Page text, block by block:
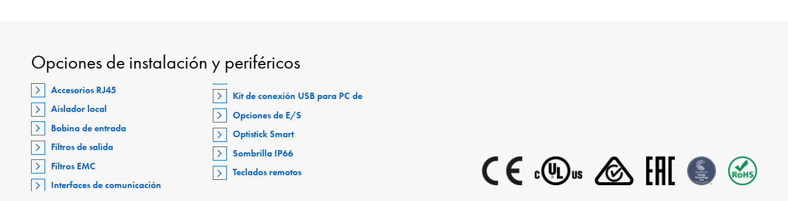
Opciones de instalación y periféricos
Accesorios RJ45
Aislador local
Bobina de entrada
Filtros de salida
Filtros EMC
Interfaces de comunicación
Kit de conexión USB para PC de
Opciones de E/S
Optistick Smart
Sombrilla IP66
Teclados remotos